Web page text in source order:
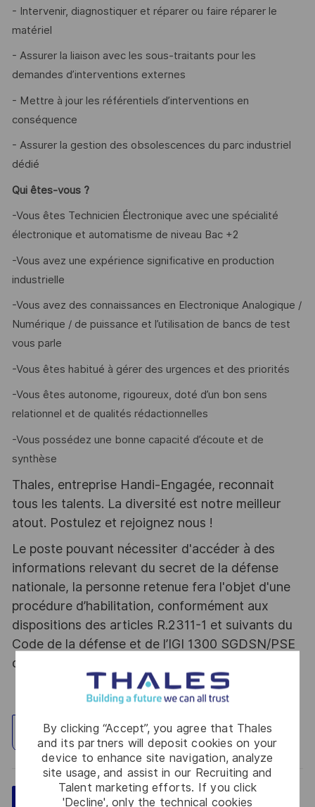
By clicking “Accept”, you agree that Thales
and its partners will deposit cookies on your
device to enhance site navigation, analyze
site usage, and assist in our Recruiting and
Talent marketing efforts. If you click
'Decline', only the technical cookies
- Intervenir, diagnostiquer et réparer ou faire réparer le
matériel
- Assurer la liaison avec les sous-traitants pour les
demandes d’interventions externes
- Mettre à jour les référentiels d’interventions en
conséquence
- Assurer la gestion des obsolescences du parc industriel
dédié
Qui êtes-vous ?
-Vous êtes Technicien Électronique avec une spécialité
électronique et automatisme de niveau Bac +2
-Vous avez une expérience significative en production
industrielle
-Vous avez des connaissances en Electronique Analogique /
Numérique / de puissance et l’utilisation de bancs de test
vous parle
-Vous êtes habitué à gérer des urgences et des priorités
-Vous êtes autonome, rigoureux, doté d’un bon sens
relationnel et de qualités rédactionnelles
-Vous possédez une bonne capacité d’écoute et de
synthèse
Thales, entreprise Handi-Engagée, reconnait
tous les talents. La diversité est notre meilleur
atout. Postulez et rejoignez nous !
Le poste pouvant nécessiter d'accéder à des
informations relevant du secret de la défense
nationale, la personne retenue fera l'objet d'une
procédure d’habilitation, conformément aux
dispositions des articles R.2311-1 et suivants du
Code de la défense et de l’IGI 1300 SGDSN/PSE
du 09 août 2021.
Explore Location
Apply Now Save